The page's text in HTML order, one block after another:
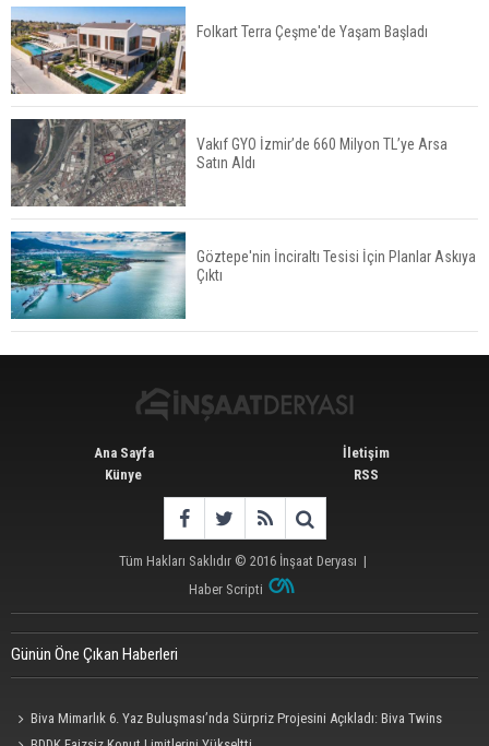
TOKİ'nin Kiralık Sosyal Konut Modeli Kiraları
Düşürür Mü?
İkinci El Konut Fiyatları İspanya'da Bir Yılda
Yüzde 16,2 Arttı
Konut Satışları Güçlü Seyrini Korudu Yabancıya
Satış Geriledi
Folkart Terra Çeşme'de Yaşam Başladı
Vakıf GYO İzmir’de 660 Milyon TL’ye Arsa
Satın Aldı
Göztepe'nin İnciraltı Tesisi İçin Planlar Askıya
Çıktı
Ana Sayfa
Künye
İletişim
RSS
Tüm Hakları Saklıdır © 2016 İnşaat Deryası |
Haber Scripti
Günün Öne Çıkan Haberleri
Biva Mimarlık 6. Yaz Buluşması’nda Sürpriz Projesini Açıkladı: Biva Twins